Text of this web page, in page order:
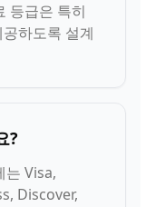
등급은 특히
하도록 설계
?
는 Visa,
Discover,